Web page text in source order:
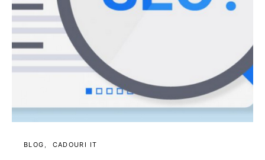
BLOG CADOURI IT